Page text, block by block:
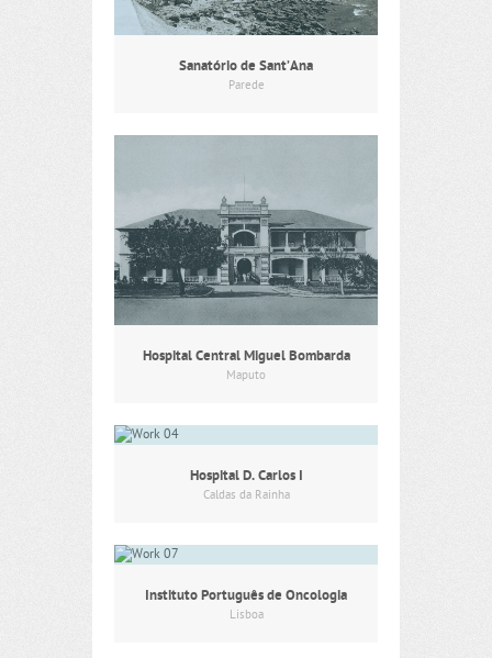
Sanatório de Sant’Ana
Parede
Hospital Central Miguel Bombarda
Maputo
Hospital D. Carlos I
Caldas da Rainha
Instituto Português de Oncologia
Lisboa